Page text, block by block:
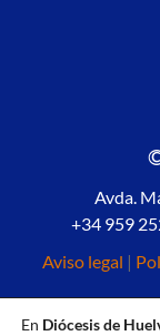
Avda.
+34 959
Aviso legal |
En Diócesis de